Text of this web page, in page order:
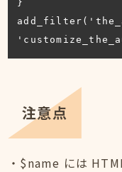
}
注意点
・$name には